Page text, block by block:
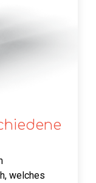
welches